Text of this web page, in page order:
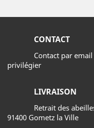
CONTACT
Contact par
privilégier
LIVRAISON
Retrait des
91400 Gometz la Ville